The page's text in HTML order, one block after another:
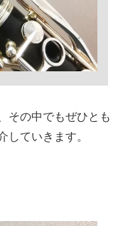
その中でもぜひとも
ていきます。